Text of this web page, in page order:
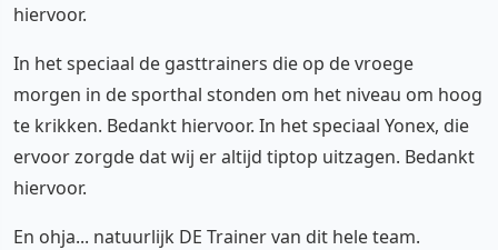
hiervoor.
In het speciaal de gasttrainers die op de vroege
morgen in de sporthal stonden om het niveau om hoog
te krikken. Bedankt hiervoor. In het speciaal Yonex, die
ervoor zorgde dat wij er altijd tiptop uitzagen. Bedankt
hiervoor.
En ohja... natuurlijk DE Trainer van dit hele team.